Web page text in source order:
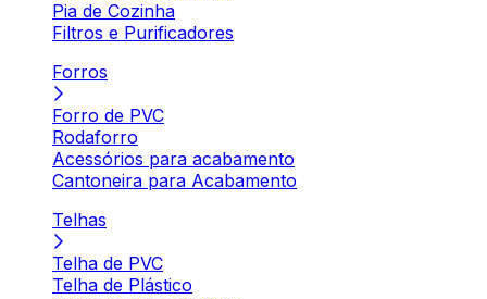
Pia de Cozinha
Filtros e Purificadores
Forros
Forro de PVC
Rodaforro
Acessórios para acabamento
Cantoneira para Acabamento
Telhas
Telha de PVC
Telha de Plástico